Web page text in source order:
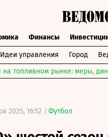
Финансы
Идеи управления Город
на топливном рынке: меры,
2025, 16:52 /Футбол